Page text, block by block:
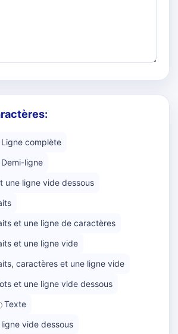
complète
ligne
une ligne vide dessous
et une ligne de caractères
et une ligne vide
caractères et une ligne vide
et une ligne vide dessous
Texte
vide dessous